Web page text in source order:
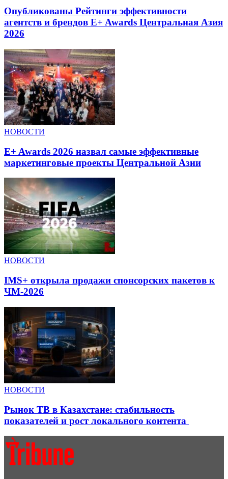
Опубликованы Рейтинги эффективности
агентств и брендов E+ Awards Центральная Азия
2026
НОВОСТИ
E+ Awards 2026 назвал самые эффективные
маркетинговые проекты Центральной Азии
НОВОСТИ
IMS+ открыла продажи спонсорских пакетов к
ЧМ-2026
НОВОСТИ
Рынок ТВ в Казахстане: стабильность
показателей и рост локального контента